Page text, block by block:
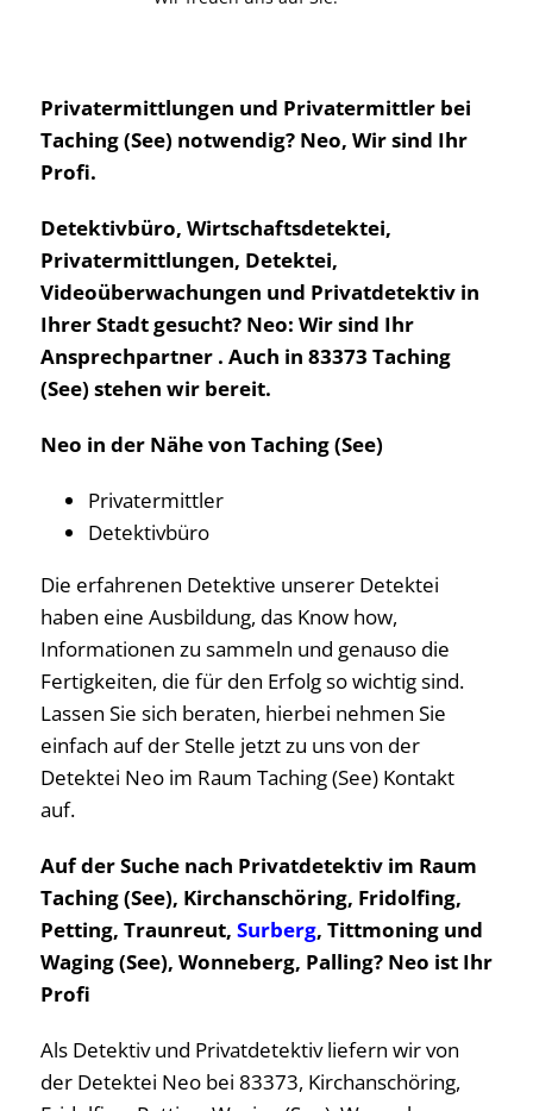
Privatermittlungen und Privatermittler bei
Taching (See) notwendig? Neo, Wir sind Ihr
Profi.
Detektivbüro, Wirtschaftsdetektei,
Privatermittlungen, Detektei,
Videoüberwachungen und Privatdetektiv in
Ihrer Stadt gesucht? Neo: Wir sind Ihr
Ansprechpartner . Auch in 83373 Taching
(See) stehen wir bereit.
Neo in der Nähe von Taching (See)
Privatermittler
Detektivbüro
Die erfahrenen Detektive unserer Detektei
haben eine Ausbildung, das Know how,
Informationen zu sammeln und genauso die
Fertigkeiten, die für den Erfolg so wichtig sind.
Lassen Sie sich beraten, hierbei nehmen Sie
einfach auf der Stelle jetzt zu uns von der
Detektei Neo im Raum Taching (See) Kontakt
auf.
Auf der Suche nach Privatdetektiv im Raum
Taching (See), Kirchanschöring, Fridolfing,
Petting, Traunreut, Surberg, Tittmoning und
Waging (See), Wonneberg, Palling? Neo ist Ihr
Profi
Als Detektiv und Privatdetektiv liefern wir von
der Detektei Neo bei 83373, Kirchanschöring,